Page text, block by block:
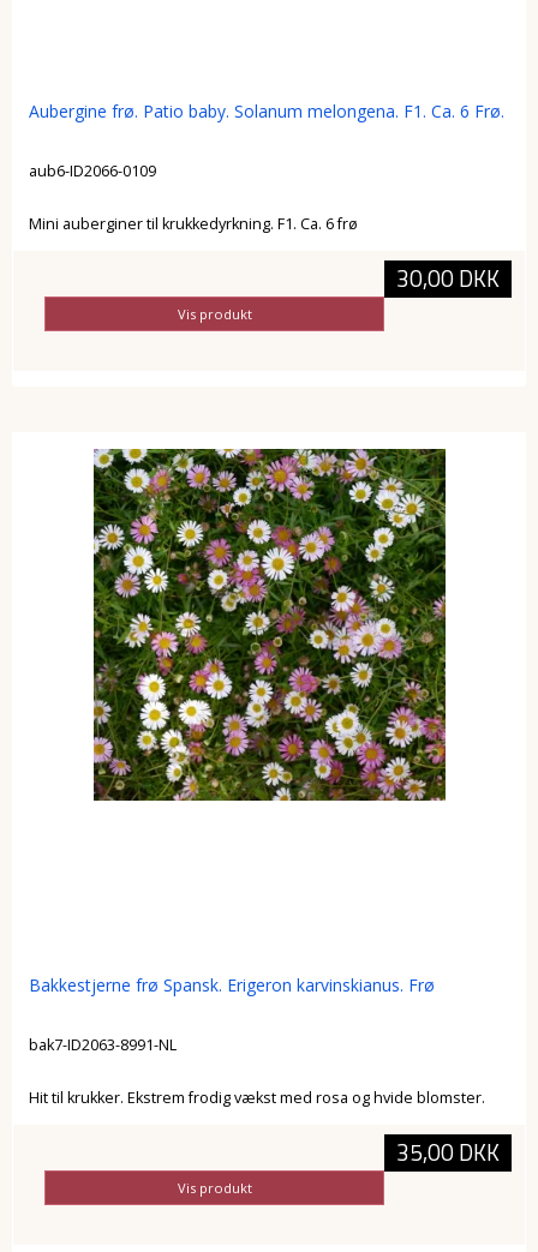
Aubergine frø. Patio baby. Solanum melongena. F1. Ca. 6 Frø.
aub6-ID2066-0109
Mini auberginer til krukkedyrkning. F1. Ca. 6 frø
30,00 DKK
Vis produkt
Bakkestjerne frø Spansk. Erigeron karvinskianus. Frø
bak7-ID2063-8991-NL
Hit til krukker. Ekstrem frodig vækst med rosa og hvide blomster.
35,00 DKK
Vis produkt